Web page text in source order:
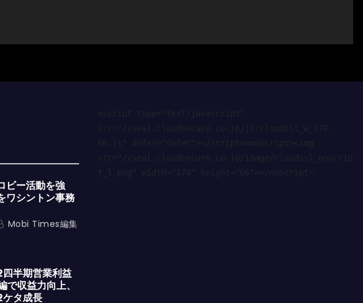
ビー活動を強
シントン事務
Mobi Times編集
半期営業利益
収益力向上、
タ成長